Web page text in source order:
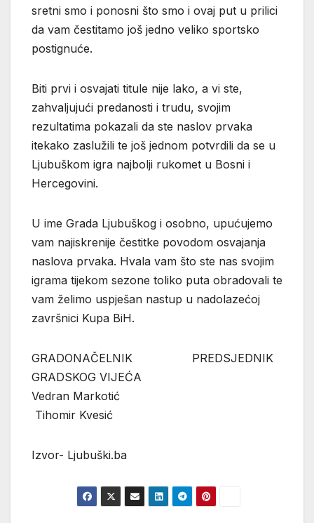
sretni smo i ponosni što smo i ovaj put u prilici
da vam čestitamo još jedno veliko sportsko
postignuće.
Biti prvi i osvajati titule nije lako, a vi ste,
zahvaljujući predanosti i trudu, svojim
rezultatima pokazali da ste naslov prvaka
itekako zaslužili te još jednom potvrdili da se u
Ljubuškom igra najbolji rukomet u Bosni i
Hercegovini.
U ime Grada Ljubuškog i osobno, upućujemo
vam najiskrenije čestitke povodom osvajanja
naslova prvaka. Hvala vam što ste nas svojim
igrama tijekom sezone toliko puta obradovali te
vam želimo uspješan nastup u nadolazećoj
završnici Kupa BiH.
GRADONAČELNIK PREDSJEDNIK
GRADSKOG VIJEĆA
Vedran Markotić
Tihomir Kvesić
Izvor- Ljubuški.ba